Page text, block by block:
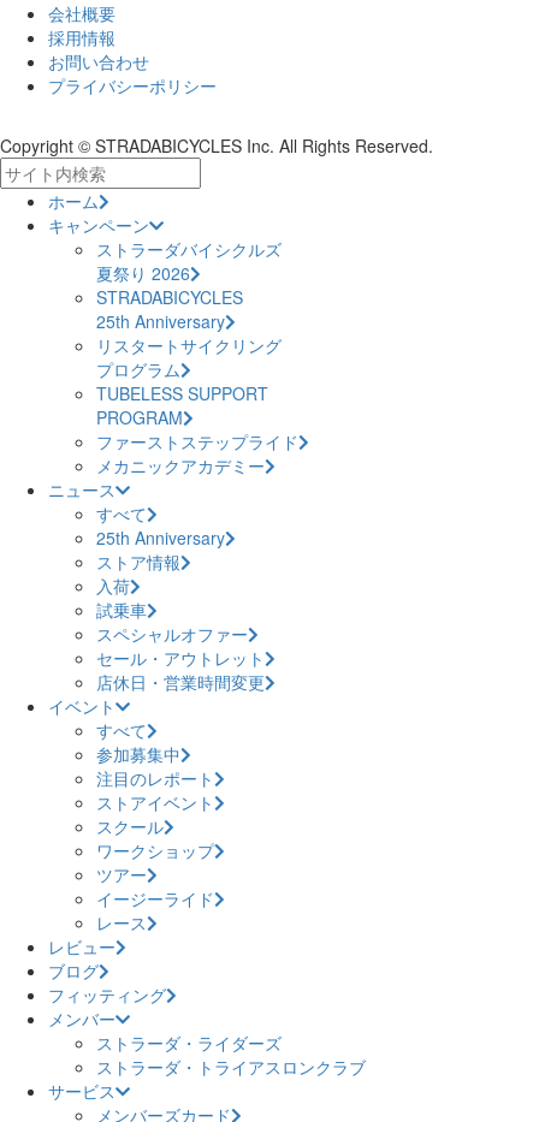
会社概要
採用情報
お問い合わせ
プライバシーポリシー
Copyright © STRADABICYCLES Inc. All Rights Reserved.
ホーム
キャンペーン
ストラーダバイシクルズ
夏祭り 2026
STRADABICYCLES
25th Anniversary
リスタートサイクリング
プログラム
TUBELESS SUPPORT
PROGRAM
ファーストステップライド
メカニックアカデミー
ニュース
すべて
25th Anniversary
ストア情報
入荷
試乗車
スペシャルオファー
セール・アウトレット
店休日・営業時間変更
イベント
すべて
参加募集中
注目のレポート
ストアイベント
スクール
ワークショップ
ツアー
イージーライド
レース
レビュー
ブログ
フィッティング
メンバー
ストラーダ・ライダーズ
ストラーダ・トライアスロンクラブ
サービス
メンバーズカード